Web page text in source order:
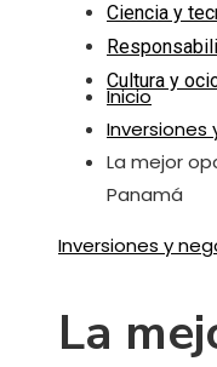
Ciencia y
Cultura y
Inicio
Inversiones
La mejor
Panamá
Inversiones y
La